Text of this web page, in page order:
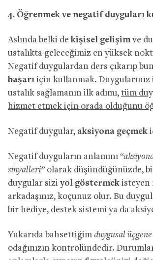
4. Öğrenmek ve negatif duyguları
Aslında belki de kişisel gelişimve
ustalıkta geleceğimiz en yüksek
Negatif duygulardan ders çıkarıp
başarı için kullanmak. Duygularınız
ustalık sağlamanın ilk adımı, tüm
hizmet etmek için orada olduğunu
Negatif duygular, aksiyona geçmek
Negatif duyguların anlamını
sinyalleri” olarak düşündüğünüzde,
duygular sizi yol göstermek isteyen
arkadaşınız, koçunuz olur. Bu
bir hediye, destek sistemi ya da
Yukarıda bahsettiğim duygusal üçgene
odağınızın kontrolündedir.